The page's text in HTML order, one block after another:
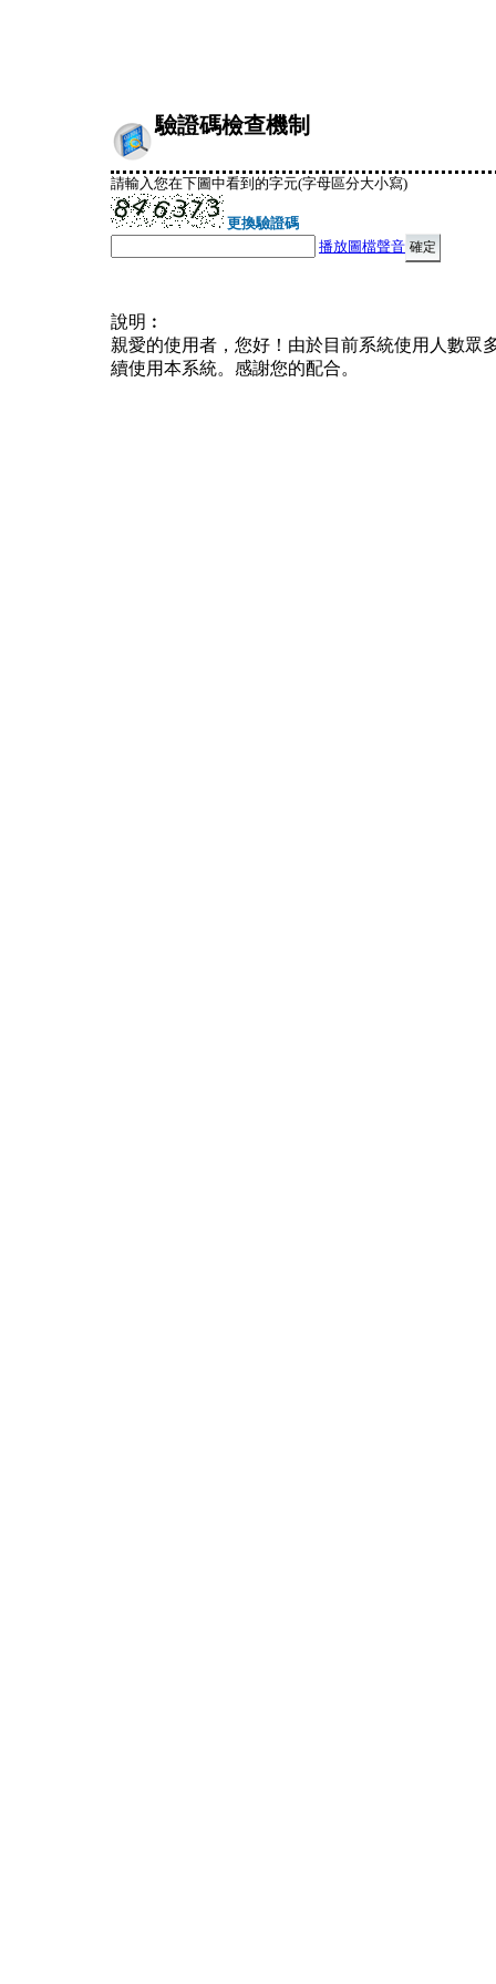
驗證碼檢查機制
請輸入您在下圖中看到的字元(字母區分大小寫)
更換驗證碼
播放圖檔聲音
說明︰
親愛的使用者，您好！由於目前系統使用人數眾
續使用本系統。感謝您的配合。